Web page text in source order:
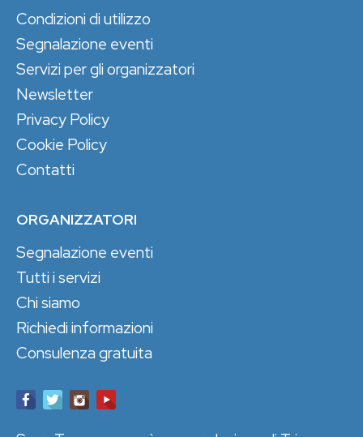
Condizioni di utilizzo
Segnalazione eventi
Servizi per gli organizzatori
Newsletter
Privacy Policy
Cookie Policy
Contatti
ORGANIZZATORI
Segnalazione eventi
Tutti i servizi
Chi siamo
Richiedi informazioni
Consulenza gratuita